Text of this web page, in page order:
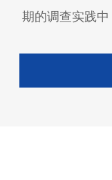
期的调查实践中